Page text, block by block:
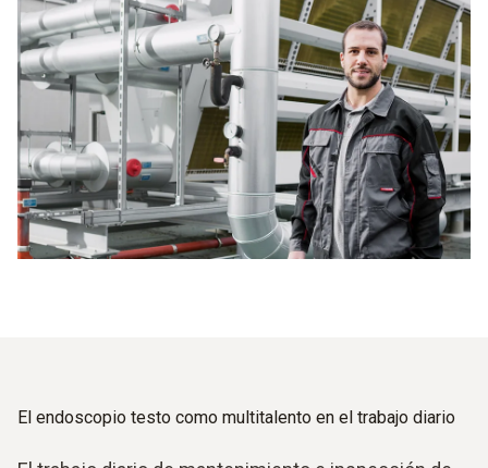
El endoscopio testo como multitalento en el trabajo diario